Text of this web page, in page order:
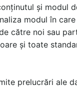
a prelungi viata
și modul
modul în
către noi sau
și toate
prelucrări ale